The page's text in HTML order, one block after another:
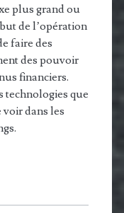
plus grand ou
de l’opération
faire des
des pouvoir
financiers.
technologies que
voir dans les